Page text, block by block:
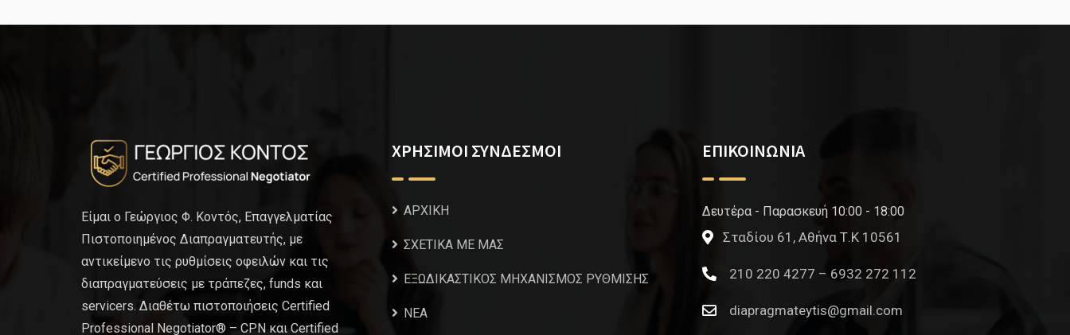
Είμαι ο Γεώργιος Φ. Κοντός, Επαγγελματίας
Πιστοποιημένος Διαπραγματευτής, με
αντικείμενο τις ρυθμίσεις οφειλών και τις
διαπραγματεύσεις με τράπεζες, funds και
servicers. Διαθέτω πιστοποιήσεις Certified
Professional Negotiator® – CPN και Certified
ΧΡΗΣΙΜΟΙ ΣΥΝΔΕΣΜΟΙ
ΑΡΧΙΚΗ
ΣΧΕΤΙΚΑ ΜΕ ΜΑΣ
ΕΞΩΔΙΚΑΣΤΙΚΟΣ ΜΗΧΑΝΙΣΜΟΣ ΡΥΘΜΙΣΗΣ
NEA
ΕΠΙΚΟΙΝΩΝΙΑ
Δευτέρα - Παρασκευή 10:00 - 18:00
Σταδίου 61, Αθήνα Τ.Κ 10561
210 220 4277 – 6932 272 112
diapragmateytis@gmail.com